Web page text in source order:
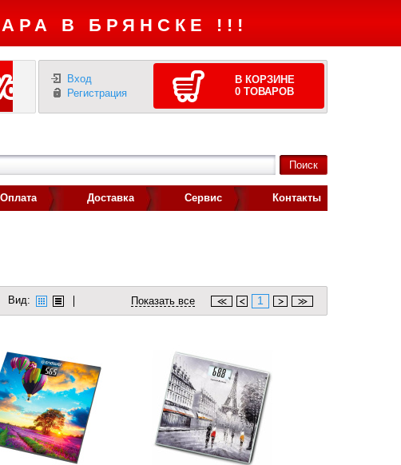
В БРЯНСКЕ !!!
Вход
Регистрация
В КОРЗИНЕ
0 ТОВАРОВ
Оплата Доставка Сервис Контакты
Вид: Показать все 1